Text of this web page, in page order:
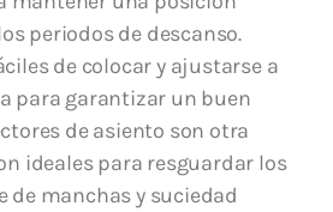
periodos de descanso.
de colocar y ajustarse a
para garantizar un buen
de asiento son otra
ideales para resguardar los
de manchas y suciedad